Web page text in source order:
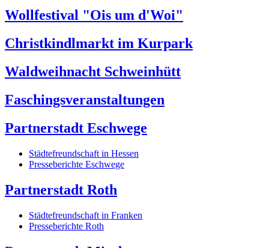
Wollfestival "Ois um d'Woi"
Christkindlmarkt im Kurpark
Waldweihnacht Schweinhütt
Faschingsveranstaltungen
Partnerstadt Eschwege
Städtefreundschaft in Hessen
Presseberichte Eschwege
Partnerstadt Roth
Städtefreundschaft in Franken
Presseberichte Roth